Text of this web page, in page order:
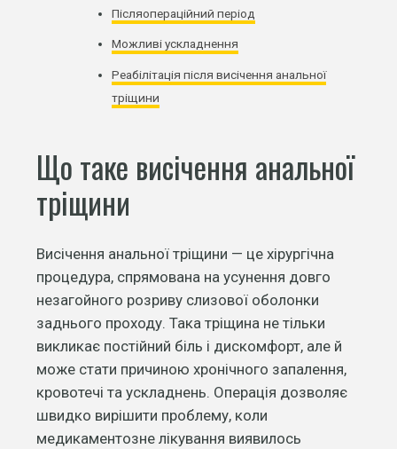
Післяопераційний період
Можливі ускладнення
Реабілітація після висічення анальної
тріщини
Що таке висічення анальної
тріщини
Висічення анальної тріщини — це хірургічна
процедура, спрямована на усунення довго
незагойного розриву слизової оболонки
заднього проходу. Така тріщина не тільки
викликає постійний біль і дискомфорт, але й
може стати причиною хронічного запалення,
кровотечі та ускладнень. Операція дозволяє
швидко вирішити проблему, коли
медикаментозне лікування виявилось